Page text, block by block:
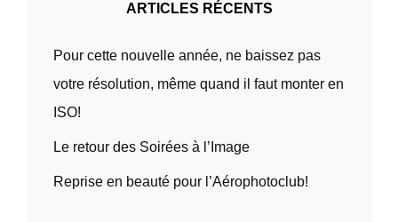
ARTICLES RÉCENTS
Pour cette nouvelle année, ne baissez pas
votre résolution, même quand il faut monter en
ISO!
Le retour des Soirées à l’Image
Reprise en beauté pour l’Aérophotoclub!